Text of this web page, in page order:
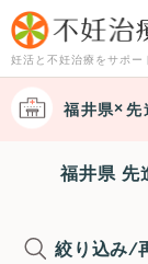
妊活と不妊治療をサポー
福井県 先
福井県 先
絞り込み/